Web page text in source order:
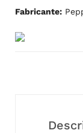
Fabricante: